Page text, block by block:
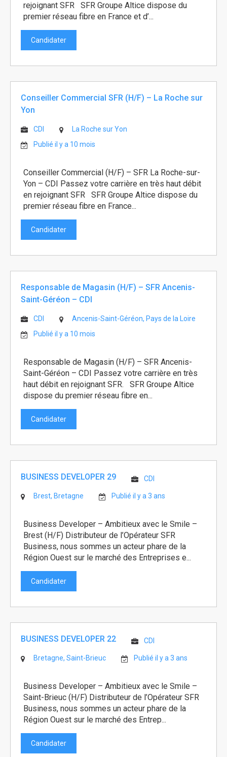
rejoignant SFR SFR Groupe Altice dispose du
premier réseau fibre en France et d’...
Candidater
Conseiller Commercial SFR (H/F) – La Roche sur
Yon
CDI
La Roche sur Yon
Publié il y a 10 mois
Conseiller Commercial (H/F) – SFR La Roche-sur-
Yon – CDI Passez votre carrière en très haut débit
en rejoignant SFR SFR Groupe Altice dispose du
premier réseau fibre en France...
Candidater
Responsable de Magasin (H/F) – SFR Ancenis-
Saint-Géréon – CDI
CDI
Ancenis-Saint-Géréon, Pays de la Loire
Publié il y a 10 mois
Responsable de Magasin (H/F) – SFR Ancenis-
Saint-Géréon – CDI Passez votre carrière en très
haut débit en rejoignant SFR. SFR Groupe Altice
dispose du premier réseau fibre en...
Candidater
BUSINESS DEVELOPER 29 CDI
Brest, Bretagne Publié il y a 3 ans
Business Developer – Ambitieux avec le Smile –
Brest (H/F) Distributeur de l’Opérateur SFR
Business, nous sommes un acteur phare de la
Région Ouest sur le marché des Entreprises e...
Candidater
BUSINESS DEVELOPER 22 CDI
Bretagne, Saint-Brieuc Publié il y a 3 ans
Business Developer – Ambitieux avec le Smile –
Saint-Brieuc (H/F) Distributeur de l’Opérateur SFR
Business, nous sommes un acteur phare de la
Région Ouest sur le marché des Entrep...
Candidater